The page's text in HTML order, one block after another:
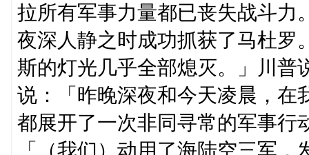
拉所有军事力量都已丧失战斗力
夜深人静之时成功抓获了马杜罗
斯的灯光几乎全部熄灭。」川普
说：「昨晚深夜和今天凌晨，在
都展开了一次非同寻常的军事行
「（我们）动用了海陆空三军